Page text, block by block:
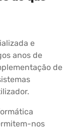
e
anos de
de
nos